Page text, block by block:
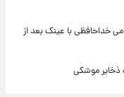
خداحافظی با عینک بعد از